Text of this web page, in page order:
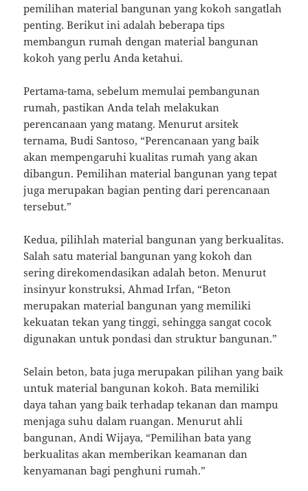
pemilihan material bangunan yang kokoh sangatlah
penting. Berikut ini adalah beberapa tips
membangun rumah dengan material bangunan
kokoh yang perlu Anda ketahui.
Pertama-tama, sebelum memulai pembangunan
rumah, pastikan Anda telah melakukan
perencanaan yang matang. Menurut arsitek
ternama, Budi Santoso, “Perencanaan yang baik
akan mempengaruhi kualitas rumah yang akan
dibangun. Pemilihan material bangunan yang tepat
juga merupakan bagian penting dari perencanaan
tersebut.”
Kedua, pilihlah material bangunan yang berkualitas.
Salah satu material bangunan yang kokoh dan
sering direkomendasikan adalah beton. Menurut
insinyur konstruksi, Ahmad Irfan, “Beton
merupakan material bangunan yang memiliki
kekuatan tekan yang tinggi, sehingga sangat cocok
digunakan untuk pondasi dan struktur bangunan.”
Selain beton, bata juga merupakan pilihan yang baik
untuk material bangunan kokoh. Bata memiliki
daya tahan yang baik terhadap tekanan dan mampu
menjaga suhu dalam ruangan. Menurut ahli
bangunan, Andi Wijaya, “Pemilihan bata yang
berkualitas akan memberikan keamanan dan
kenyamanan bagi penghuni rumah.”